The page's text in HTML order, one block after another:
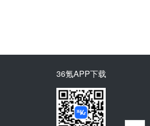
36氪APP下载